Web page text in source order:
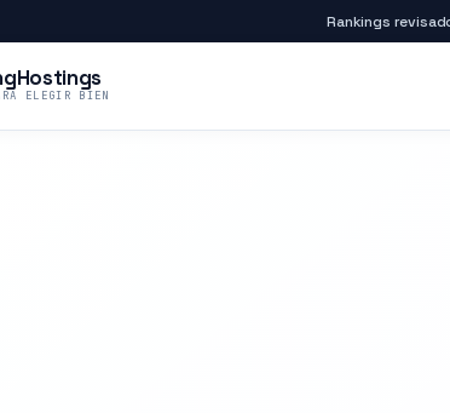
Rankings
ELEGIR BIEN